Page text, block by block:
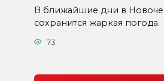
В ближайшие дни в
сохранится жаркая погода.
73